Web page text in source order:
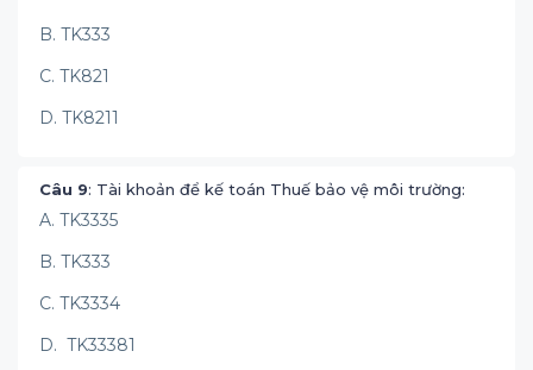
B. TK333
C. TK821
D. TK8211
Câu 9: Tài khoản để kế toán Thuế bảo vệ môi trường:
A. TK3335
B. TK333
C. TK3334
D. TK33381